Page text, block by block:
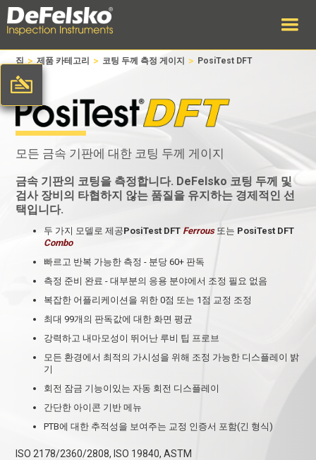
집 > 제품 카테고리 > 코팅 두께 측정 게이지 > PosiTest DFT
모든 금속 기판에 대한 코팅 두께 게이지
금속 기판의 코팅을 측정합니다. DeFelsko 코팅 두께 및
검사 장비의 타협하지 않는 품질을 유지하는 경제적인 선
택입니다.
두 가지 모델로 제공PosiTest DFT Ferrous또는 PosiTest DFT
Combo
빠르고 반복 가능한 측정 - 분당 60+ 판독
측정 준비 완료 - 대부분의 응용 분야에서 조정 필요 없음
복잡한 어플리케이션을 위한 0점 또는 1점 교정 조정
최대 99개의 판독값에 대한 화면 평균
강력하고 내마모성이 뛰어난 루비 팁 프로브
모든 환경에서 최적의 가시성을 위해 조정 가능한 디스플레이 밝
기
회전 잠금 기능이있는 자동 회전 디스플레이
간단한 아이콘 기반 메뉴
PTB에 대한 추적성을 보여주는 교정 인증서 포함(긴 형식)
ISO 2178/2360/2808, ISO 19840, ASTM